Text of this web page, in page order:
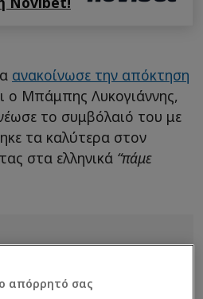
ανακοίνωσε την απόκτηση
ο Μπάμπης Λυκογιάννης,
το συμβόλαιό του με
τα καλύτερα στον
στα ελληνικά “πάμε
απόρρητό σας